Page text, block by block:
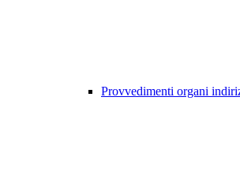
Provvedimenti organi